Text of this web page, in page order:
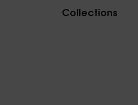
Collections